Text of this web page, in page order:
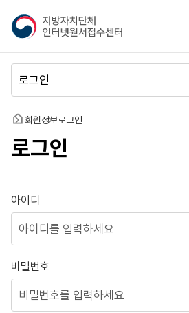
지
방
자
치
단
체
인
넷
접
수
센
뉴
동
홈 회원정보로그인
로그인
로그인
아이디
비밀번호